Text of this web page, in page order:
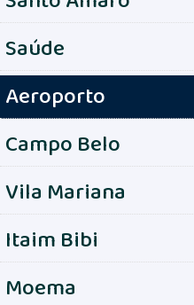
Saúde
Aeroporto
Campo Belo
Vila Mariana
Itaim Bibi
Moema